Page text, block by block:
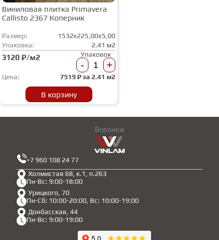
Виниловая плитка Primavera
Callisto 2367 Коперник
Размер:
1532x225,00x5,00
Упаковка:
2.41 м2
3120 ₽/м2 Упаковок
- +
Цена: 7519₽ за 2.41 м2
В корзину
Воронеж
Холмистая 68, к.1, п.263
Пн-Вс: 9:00-18:00
Урицкого, 70
Пн-Сб: 10:00-20:00, Вс: 10:00-19:00
Донбасская, 44
Пн-Вс: 9:00-19:00
+7 960 108 24 77